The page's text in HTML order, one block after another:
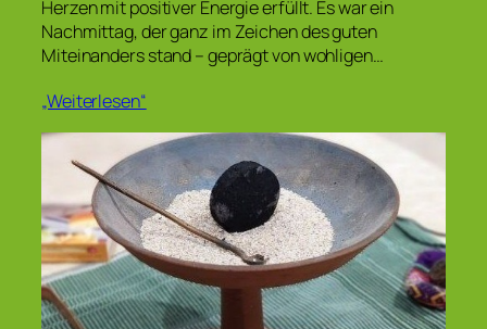
Herzen mit positiver Energie erfüllt. Es war ein
Nachmittag, der ganz im Zeichen des guten
Miteinanders stand – geprägt von wohligen…
„Weiterlesen“